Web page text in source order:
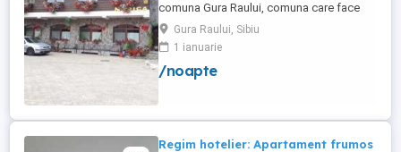
comuna Gura Raului, comuna care face
parte din salba celor mai vechi, frumoase
si instarite asezari ce alcatuiesc
Marginimea Sibiului, la 18 km de Sibiu in
directia Sebes (Cristian, Orlat, Gura
Gura Raului, Sibiu
1 ianuarie
/noapte
Regim hotelier: Apartament frumos